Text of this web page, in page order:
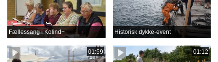
Fællessang i Kolind+ Historisk dykke-event
01:59 01:12